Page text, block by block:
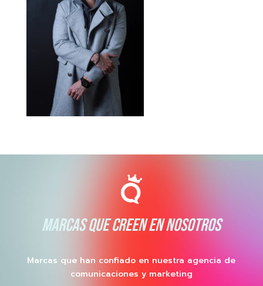
MARCAS QUE CREEN EN NOSOTROS
Marcas que han confiado en nuestra agencia de
comunicaciones y marketing